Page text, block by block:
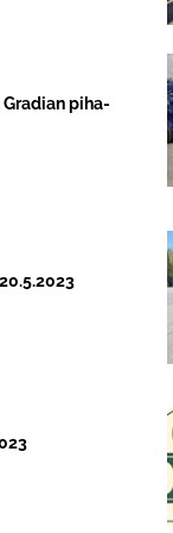
piha-